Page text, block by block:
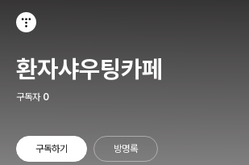
환자샤우팅카페
구독자 0
구독하기 방명록